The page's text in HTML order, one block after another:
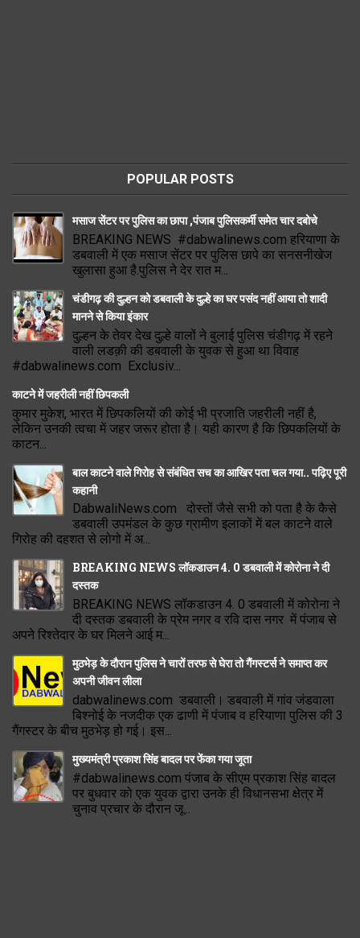
POPULAR POSTS
मसाज सेंटर पर पुलिस का छापा ,पंजाब पुलिसकर्मी समेत चार दबोचे
BREAKING NEWS #dabwalinews.com हरियाणा के
डबवाली में एक मसाज सेंटर पर पुलिस छापे का सनसनीखेज
खुलासा हुआ है.पुलिस ने देर रात म...
चंडीगढ़ की दुल्हन को डबवाली के दुल्हे का घर पसंद नहीं आया तो शादी
मानने से किया इंकार
दुल्हन के तेवर देख दुल्हे वालों ने बुलाई पुलिस चंडीगढ़ में रहने
वाली लडक़ी की डबवाली के युवक से हुआ था विवाह
#dabwalinews.com Exclusiv...
काटने में जहरीली नहीं छिपकली
कुमार मुकेश, भारत में छिपकलियों की कोई भी प्रजाति जहरीली नहीं है,
लेकिन उनकी त्वचा में जहर जरूर होता है। यही कारण है कि छिपकलियों के
काटन...
बाल काटने वाले गिरोह से संबंधित सच का आखिर पता चल गया.. पढ़िए पूरी
कहानी
DabwaliNews.com दोस्तों जैसे सभी को पता है के कैसे
डबवाली उपमंडल के कुछ ग्रामीण इलाकों में बल काटने वाले
गिरोह की दहशत से लोगो में अ...
BREAKING NEWS लॉकडाउन 4. 0 डबवाली में कोरोना ने दी
दस्तक
BREAKING NEWS लॉकडाउन 4. 0 डबवाली में कोरोना ने
दी दस्तक डबवाली के प्रेम नगर व रवि दास नगर में पंजाब से
अपने रिश्तेदार के घर मिलने आई म...
मुठभेड़ के दौरान पुलिस ने चारों तरफ से घेरा तो गैंगस्टर्स ने समाप्त कर
अपनी जीवन लीला
dabwalinews.com डबवाली। डबवाली में गांव जंडवाला
बिश्नोई के नजदीक एक ढाणी में पंजाब व हरियाणा पुलिस की 3
गैंगस्टर के बीच मुठभेड़ हो गई। इस...
मुख्यमंत्री प्रकाश सिंह बादल पर फेंका गया जूता
#dabwalinews.com पंजाब के सीएम प्रकाश सिंह बादल
पर बुधवार को एक युवक द्वारा उनके ही विधानसभा क्षेत्र में
चुनाव प्रचार के दौरान जू...